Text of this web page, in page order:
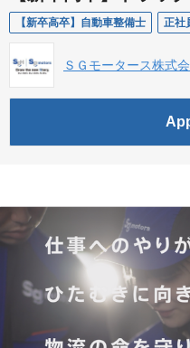
【新卒高卒】自動車整備士 正社
ＳＧモータース株式